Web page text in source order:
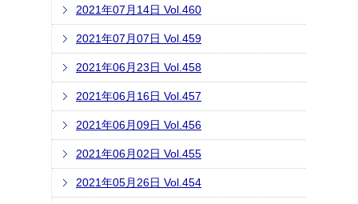
2021年07月14日 Vol.460
2021年07月07日 Vol.459
2021年06月23日 Vol.458
2021年06月16日 Vol.457
2021年06月09日 Vol.456
2021年06月02日 Vol.455
2021年05月26日 Vol.454